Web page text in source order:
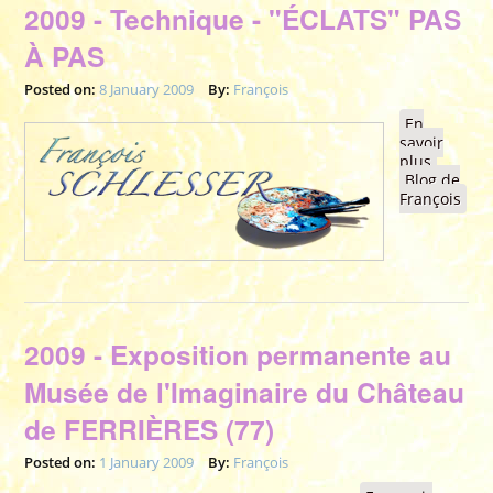
2009 - Technique - "ÉCLATS" PAS
À PAS
Posted on: 8 January 2009 By: François
En
savoir
plus à
de
-
PAS À
Blog de
François
2009 - Exposition permanente au
Musée de l'Imaginaire du Château
de FERRIÈRES (77)
Posted on: 1 January 2009 By: François